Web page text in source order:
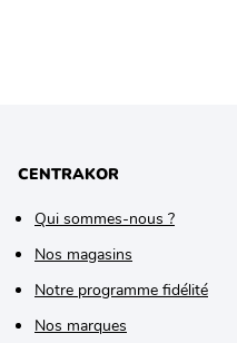
CENTRAKOR
Qui sommes-nous ?
Nos magasins
Notre programme fidélité
Nos marques